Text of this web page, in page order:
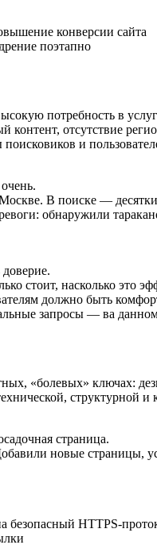
конверсии сайта
поэтапно
потребность в
контент, отсутствие
и
В поиске —
обнаружили
стоит, насколько это
должно быть
запросы — ва
«болевых» ключах:
структурной и
страница.
новые страницы,
безопасный HTTPS-